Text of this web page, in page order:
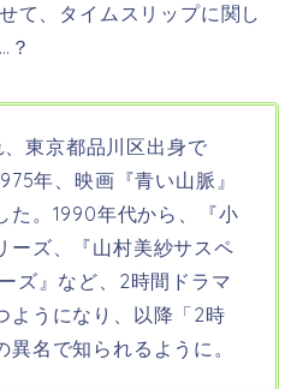
て、タイムスリップに関し
？
東京都品川区出身で
年、映画『青い山脈』
た。1990年代から、『小
ーズ、『山村美紗サスペ
ズ』など、2時間ドラマ
ようになり、以降「2時
名で知られるように。